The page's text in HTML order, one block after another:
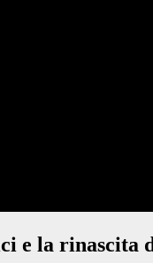
e la rinascita